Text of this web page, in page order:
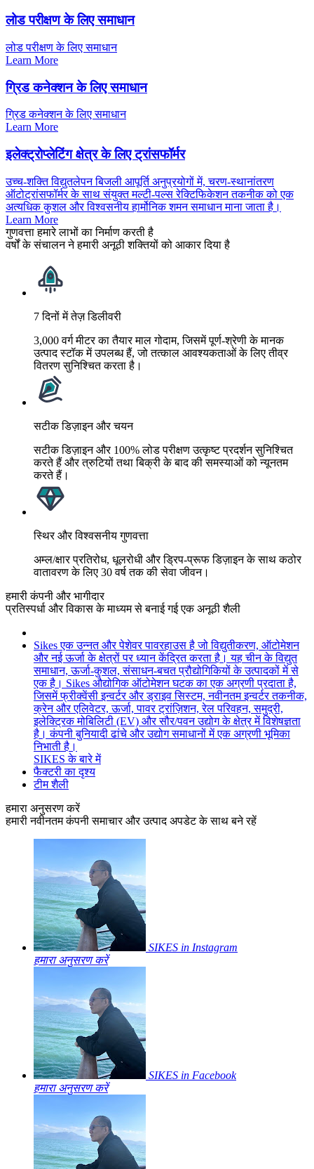
लोड परीक्षण के लिए समाधान
लोड परीक्षण के लिए समाधान
Learn More
ग्रिड कनेक्शन के लिए समाधान
ग्रिड कनेक्शन के लिए समाधान
Learn More
इलेक्ट्रोप्लेटिंग क्षेत्र के लिए ट्रांसफॉर्मर
उच्च-शक्ति विद्युतलेपन बिजली आपूर्ति अनुप्रयोगों में, चरण-स्थानांतरण
ऑटोट्रांसफॉर्मर के साथ संयुक्त मल्टी-पल्स रेक्टिफिकेशन तकनीक को एक
अत्यधिक कुशल और विश्वसनीय हार्मोनिक शमन समाधान माना जाता है।
Learn More
गुणवत्ता हमारे लाभों का निर्माण करती है
वर्षों के संचालन ने हमारी अनूठी शक्तियों को आकार दिया है
7 दिनों में तेज़ डिलीवरी
3,000 वर्ग मीटर का तैयार माल गोदाम, जिसमें पूर्ण-श्रेणी के मानक
उत्पाद स्टॉक में उपलब्ध हैं, जो तत्काल आवश्यकताओं के लिए तीव्र
वितरण सुनिश्चित करता है।
सटीक डिज़ाइन और चयन
सटीक डिज़ाइन और 100% लोड परीक्षण उत्कृष्ट प्रदर्शन सुनिश्चित
करते हैं और त्रुटियों तथा बिक्री के बाद की समस्याओं को न्यूनतम
करते हैं।
स्थिर और विश्वसनीय गुणवत्ता
अम्ल/क्षार प्रतिरोध, धूलरोधी और ड्रिप-प्रूफ डिज़ाइन के साथ कठोर
वातावरण के लिए 30 वर्ष तक की सेवा जीवन।
हमारी कंपनी और भागीदार
प्रतिस्पर्धा और विकास के माध्यम से बनाई गई एक अनूठी शैली
Sikes एक उन्नत और पेशेवर पावरहाउस है जो विद्युतीकरण, ऑटोमेशन
और नई ऊर्जा के क्षेत्रों पर ध्यान केंद्रित करता है। यह चीन के विद्युत
समाधान, ऊर्जा-कुशल, संसाधन-बचत प्रौद्योगिकियों के उत्पादकों में से
एक है। Sikes औद्योगिक ऑटोमेशन घटक का एक अग्रणी प्रदाता है,
जिसमें फ्रीक्वेंसी इन्वर्टर और ड्राइव सिस्टम, नवीनतम इन्वर्टर तकनीक,
क्रेन और एलिवेटर, ऊर्जा, पावर ट्रांज़िशन, रेल परिवहन, समुद्री,
इलेक्ट्रिक मोबिलिटी (EV) और सौर/पवन उद्योग के क्षेत्र में विशेषज्ञता
है। कंपनी बुनियादी ढांचे और उद्योग समाधानों में एक अग्रणी भूमिका
निभाती है।
SIKES के बारे में
फैक्टरी का दृश्य
टीम शैली
हमारा अनुसरण करें
हमारी नवीनतम कंपनी समाचार और उत्पाद अपडेट के साथ बने रहें
SIKES in Instagram
हमारा अनुसरण करें
SIKES in Facebook
हमारा अनुसरण करें